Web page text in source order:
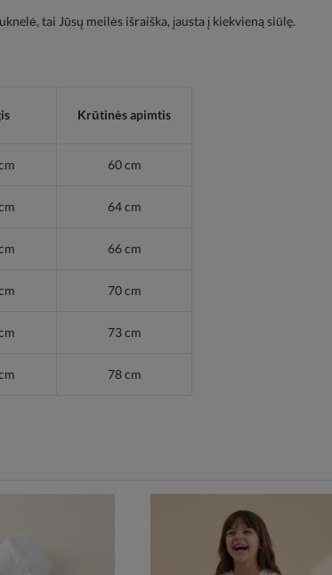
tai Jūsų meilės išraiška, įausta į kiekvieną siūlę.
Krūtinės apimtis
60 cm
64 cm
66 cm
70 cm
73 cm
78 cm